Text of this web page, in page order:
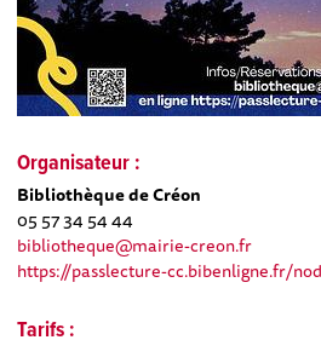
Organisateur :
Bibliothèque de Créon
05 57 34 54 44
bibliotheque@mairie-creon.fr
https://passlecture-cc.bibenligne.fr/
Tarifs :